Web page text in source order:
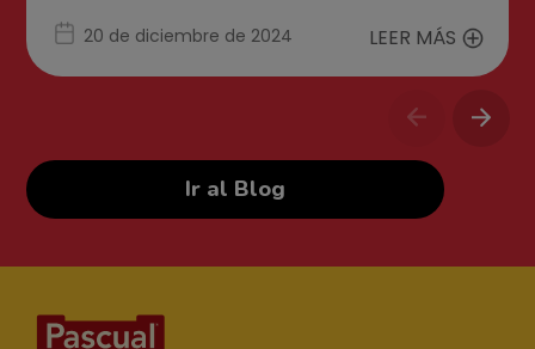
20 de diciembre de 2024 LEER MÁS
Ir al Blog